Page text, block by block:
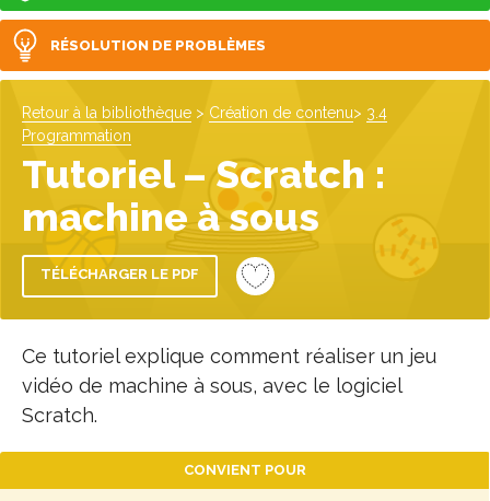
RÉSOLUTION DE PROBLÈMES
Retour à la bibliothèque > Création de contenu> 3.4
Programmation
Tutoriel – Scratch :
machine à sous
TÉLÉCHARGER LE PDF
Ce tutoriel explique comment réaliser un jeu
vidéo de machine à sous, avec le logiciel
Scratch.
CONVIENT POUR